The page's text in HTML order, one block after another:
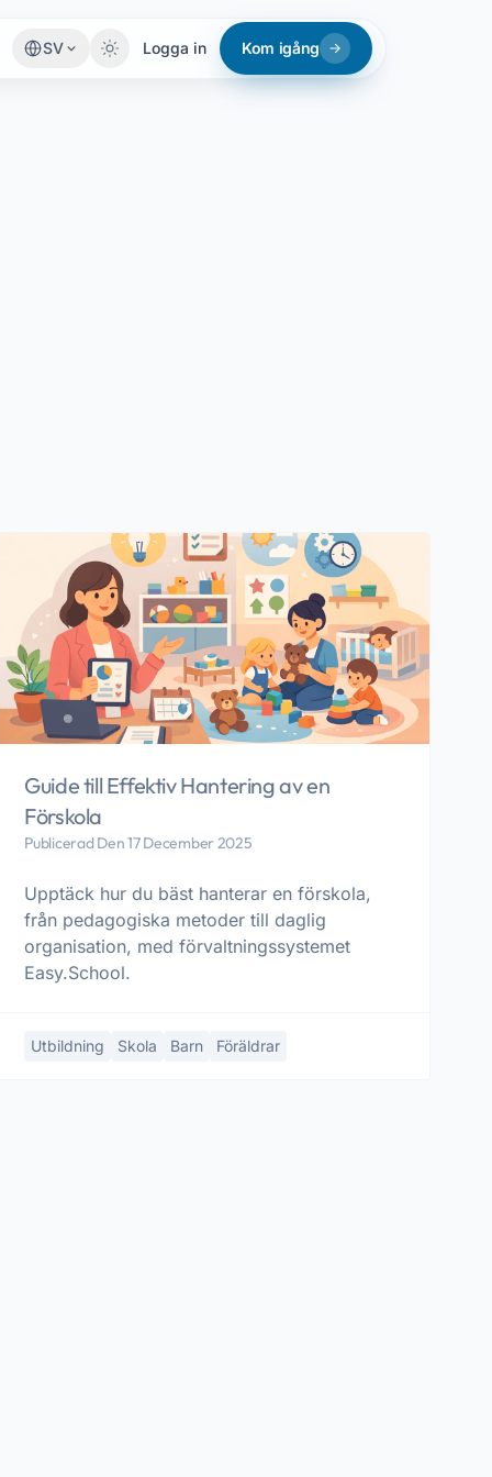
SV Logga in Kom igång
Guide till Effektiv Hantering av en
Förskola
Publicerad Den 17 December 2025
Upptäck hur du bäst hanterar en förskola,
från pedagogiska metoder till daglig
organisation, med förvaltningssystemet
Easy.School.
Utbildning Skola Barn Föräldrar